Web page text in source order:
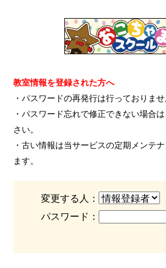
教室情報を登録された方へ
・パスワードの再発行は行っておりませ
・パスワード忘れで修正できない場合
さい。
・古い情報は当サービスの定期メンテ
ます。
変更する人：
パスワード：